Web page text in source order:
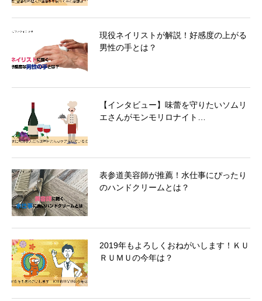
現役ネイリストが解説！好感度の上がる
男性の手とは？
【インタビュー】味蕾を守りたいソムリ
エさんがモンモリロナイト…
表参道美容師が推薦！水仕事にぴったり
のハンドクリームとは？
2019年もよろしくおねがいします！ＫＵ
ＲＵＭＵの今年は？